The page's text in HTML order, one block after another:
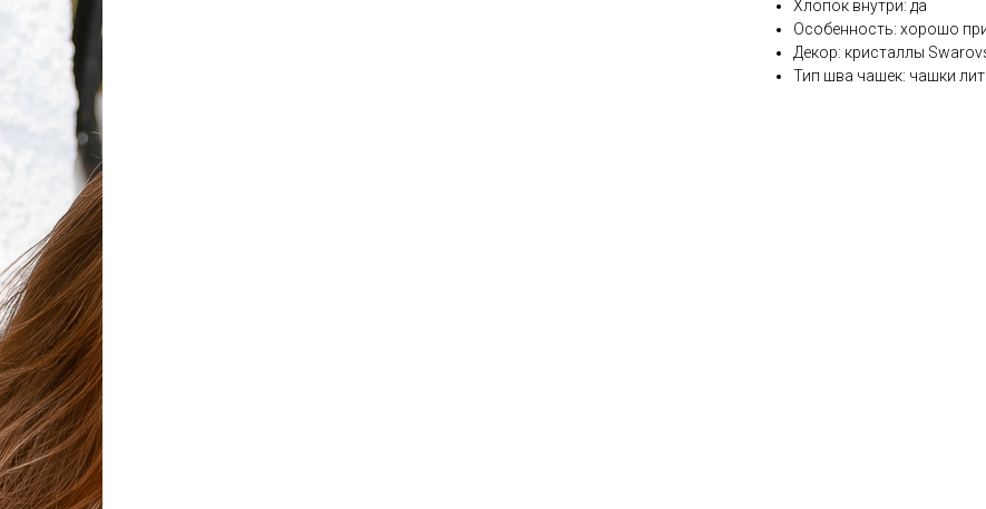
Хлопок внутри: да
Особенность: хорошо
Декор: кристаллы
Тип шва чашек: чашки